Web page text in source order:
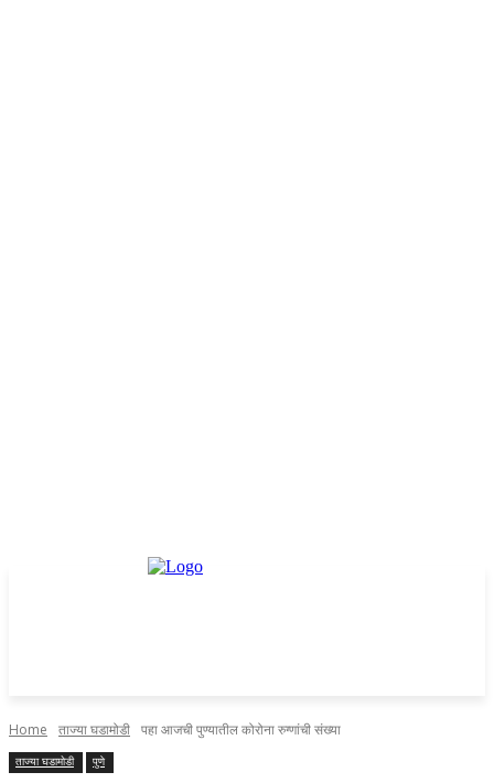
Home ताज्या घडामोडी पहा आजची पुण्यातील कोरोना रुग्णांची संख्या
ताज्या घडामोडी पुणे